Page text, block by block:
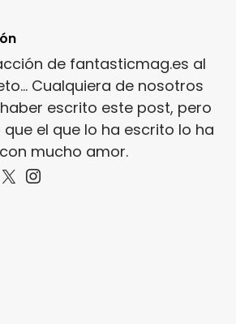
de fantasticmag.es al
Cualquiera de nosotros
escrito este post, pero
que el que lo ha escrito lo ha
mucho amor.